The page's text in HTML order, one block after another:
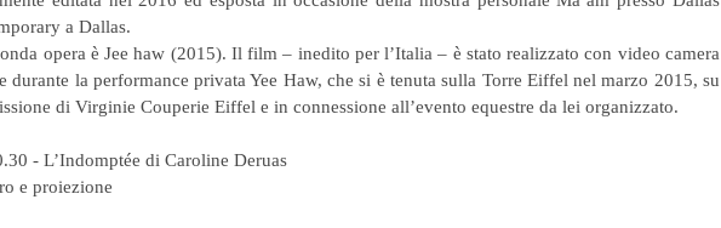
a Dallas.
opera è Jee haw (2015). Il film – inedito per l’Italia – è stato realizzato con video camera
durante la performance privata Yee Haw, che si è tenuta sulla Torre Eiffel nel marzo 2015, su
di Virginie Couperie Eiffel e in connessione all’evento equestre da lei organizzato.
- L’Indomptée di Caroline Deruas
e proiezione